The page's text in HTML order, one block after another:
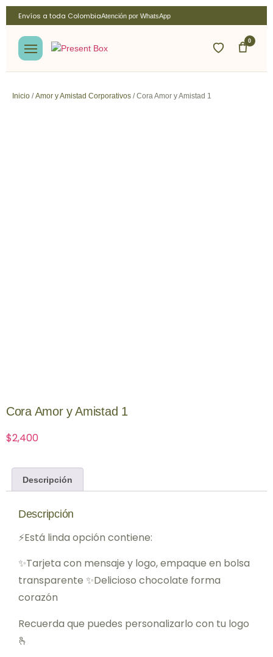
Envíos a toda ColombiaAtención por WhatsApp
0
Inicio /Amor y Amistad Corporativos / Cora Amor y Amistad 1
Cora Amor y Amistad 1
$2,400
Descripción
Descripción
⚡Está linda opción contiene:
✨Tarjeta con mensaje y logo, empaque en bolsa
transparente ✨Delicioso chocolate forma
corazón
Recuerda que puedes personalizarlo con tu logo
🫰